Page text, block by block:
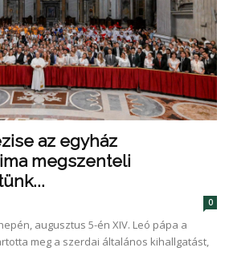
az egyház
megszenteli
0
augusztus 5-én XIV. Leó pápa a
meg a szerdai általános kihallgatást,